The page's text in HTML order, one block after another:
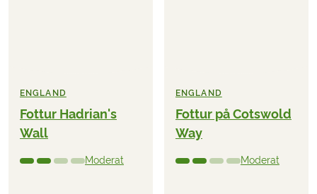
ENGLAND
Fottur Hadrian's
Wall
Moderat
ENGLAND
Fottur på Cotswold
Way
Moderat